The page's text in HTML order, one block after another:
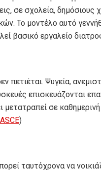
σε σχολεία, δημόσιους
Το μοντέλο αυτό
βασικό εργαλείο
πετιέται. Ψυγεία,
επισκευάζονται
μετατραπεί σε
ASCE)
ταυτόχρονα να